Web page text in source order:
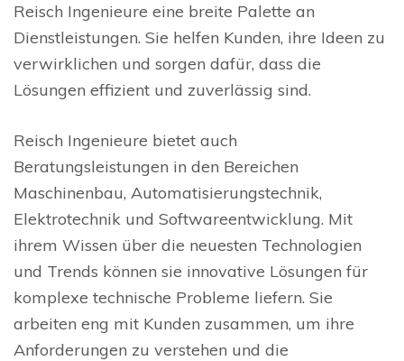
Reisch Ingenieure eine breite Palette an
Dienstleistungen. Sie helfen Kunden, ihre Ideen zu
verwirklichen und sorgen dafür, dass die
Lösungen effizient und zuverlässig sind.
Reisch Ingenieure bietet auch
Beratungsleistungen in den Bereichen
Maschinenbau, Automatisierungstechnik,
Elektrotechnik und Softwareentwicklung. Mit
ihrem Wissen über die neuesten Technologien
und Trends können sie innovative Lösungen für
komplexe technische Probleme liefern. Sie
arbeiten eng mit Kunden zusammen, um ihre
Anforderungen zu verstehen und die